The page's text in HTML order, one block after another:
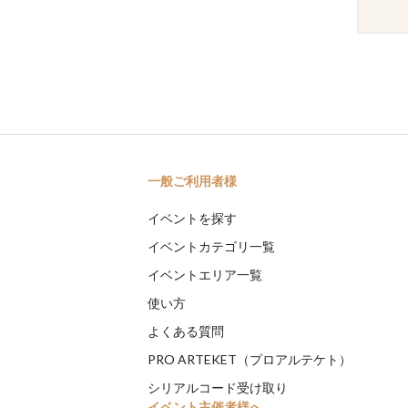
一般ご利用者様
イベントを探す
イベントカテゴリ一覧
イベントエリア一覧
使い方
よくある質問
PRO ARTEKET（プロアルテケト）
シリアルコード受け取り